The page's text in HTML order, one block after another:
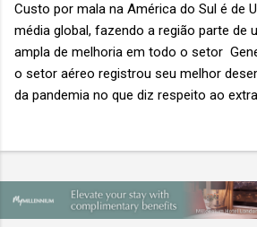
Custo por mala na América do Sul é de
média global, fazendo a região parte de
ampla de melhoria em todo o setor
o setor aéreo registrou seu melhor
da pandemia no que diz respeito ao
“Baggage IT Insights” de 2026 da SITA,
desse importante estudo de referência